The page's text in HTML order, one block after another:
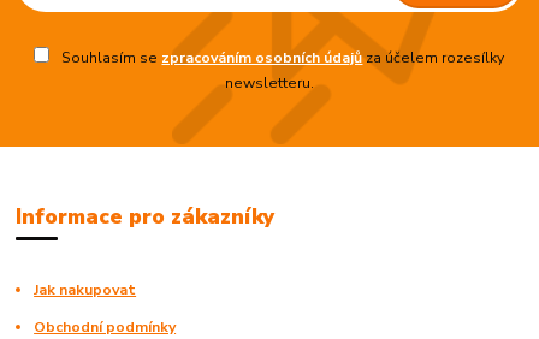
Souhlasím se zpracováním osobních údajůza účelem rozesílky
newsletteru.
Informace pro zákazníky
Jak nakupovat
Obchodní podmínky